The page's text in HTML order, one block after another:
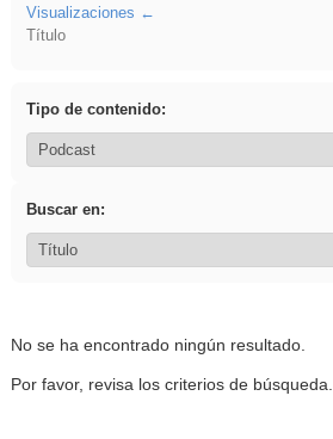
Visualizaciones
Título
Tipo de contenido:
Buscar en:
No se ha encontrado ningún resultado.
Por favor, revisa los criterios de búsqueda.